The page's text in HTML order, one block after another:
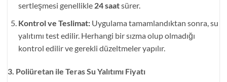
sertleşmesi genellikle 24 saatsürer.
Kontrol ve Teslimat:Uygulama tamamlandıktan sonra, su
yalıtımı test edilir. Herhangi bir sızma olup olmadığı
kontrol edilir ve gerekli düzeltmeler yapılır.
3. Poliüretan ile Teras Su Yalıtımı Fiyatı